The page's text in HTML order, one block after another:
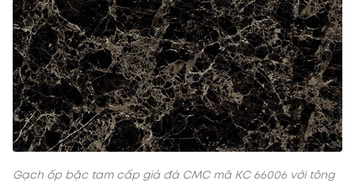
Gạch ốp bậc tam cấp giả đá CMC mã KC 66006 với tông